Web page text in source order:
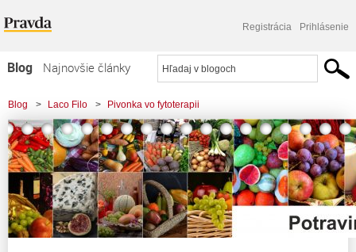
Registrácia Prihlásenie
Blog
Najnovšie články
Najčítanejšie články
Najkomentovanejšie články
Zoznam blogov
Komerčné blogy
Blog > Laco Filo > Pivonka vo fytoterapii